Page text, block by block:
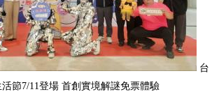
台
節7/11登場 首創實境解謎免票體驗